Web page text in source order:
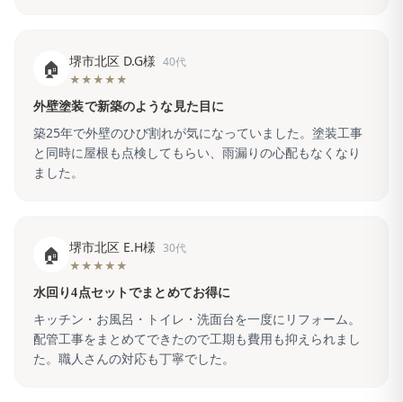
🏠 堺市北区 D.G様 40代
★★★★★
外壁塗装で新築のような見た目に
築25年で外壁のひび割れが気になっていました。塗装工事
と同時に屋根も点検してもらい、雨漏りの心配もなくなり
ました。
🏠 堺市北区 E.H様 30代
★★★★★
水回り4点セットでまとめてお得に
キッチン・お風呂・トイレ・洗面台を一度にリフォーム。
配管工事をまとめてできたので工期も費用も抑えられまし
た。職人さんの対応も丁寧でした。